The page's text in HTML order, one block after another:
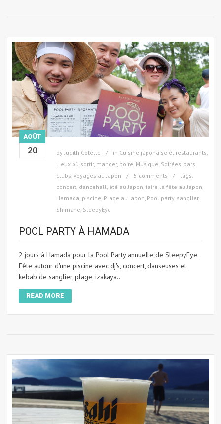
AOÛT
20 by Judith Cotelle in Cuisine japonaise et restaurants
Lieux où sortir, manger, boire Musique Soirées, bars,
clubs Voyages au Japon 5 comments
tags:
concert dancehall été au Japon faire la fête au Japon
Hamada piscine Plage au Japon Pool party, sanglier,
Shimane SleepyEye
POOL PARTY À HAMADA
2 jours à Hamada pour la Pool Party annuelle de SleepyEye.
Fête autour d'une piscine avec dj's, concert, danseuses et
kebab de sanglier, plage, izakaya..
READ MORE